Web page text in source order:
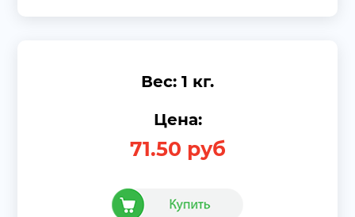
Вес: 1 кг.
Цена:
71.50 руб